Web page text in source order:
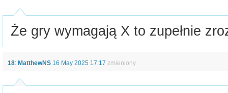
Że gry wymagają X to zupełnie
18: MatthewNS 16 May 2025 17:17 zmieniony